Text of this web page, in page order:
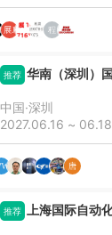
推荐 华南（深圳）
中国·深圳
2027.06.16 ~ 06.18
推荐 上海国际自动